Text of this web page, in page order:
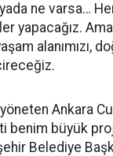
ne varsa…
yapacağız.
alanımızı,
Ankara
benim büyük
Belediye